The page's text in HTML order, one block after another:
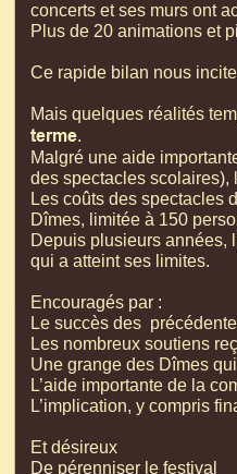
concerts et ses murs ont
Plus de 20 animations et
Ce rapide bilan nous
Mais quelques réalités
terme.
Malgré une aide
des spectacles
Les coûts des
Dîmes, limitée à 150
Depuis plusieurs années,
qui a atteint ses limites..
Encouragés par :
Le succès des
Les nombreux soutiens
Une grange des Dîmes
L’aide importante de la
L’implication, y compris
Et désireux
De pérenniser le festival